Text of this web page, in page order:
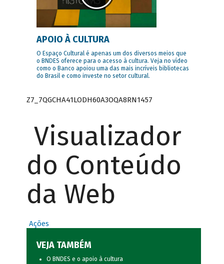
APOIO À CULTURA
O Espaço Cultural é apenas um dos diversos meios que
o BNDES oferece para o acesso à cultura. Veja no vídeo
como o Banco apoiou uma das mais incríveis bibliotecas
do Brasil e como investe no setor cultural.
Z7_7QGCHA41LODH60A3OQA8RN1457
Visualizador
do Conteúdo
da Web
Ações
VEJA TAMBÉM
O BNDES e o apoio à cultura